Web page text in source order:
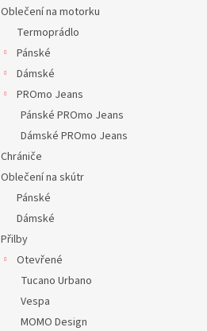
Oblečení na motorku
Termoprádlo
Pánské
Dámské
PROmo Jeans
Pánské PROmo Jeans
Dámské PROmo Jeans
Chrániče
Oblečení na skútr
Pánské
Dámské
Přilby
Otevřené
Tucano Urbano
Vespa
MOMO Design